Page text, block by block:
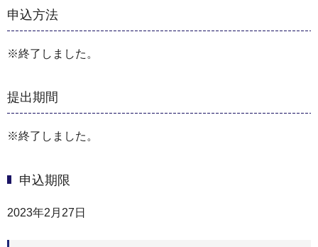
申込方法
※終了しました。
提出期間
※終了しました。
申込期限
2023年2月27日